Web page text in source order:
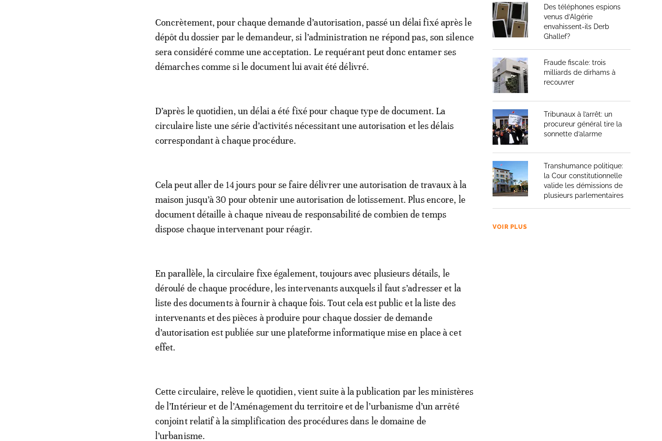
Concrètement, pour chaque demande d’autorisation, passé un délai fixé après le
dépôt du dossier par le demandeur, si l’administration ne répond pas, son silence
sera considéré comme une acceptation. Le requérant peut donc entamer ses
démarches comme si le document lui avait été délivré.
D’après le quotidien, un délai a été fixé pour chaque type de document. La
circulaire liste une série d’activités nécessitant une autorisation et les délais
correspondant à chaque procédure.
Cela peut aller de 14 jours pour se faire délivrer une autorisation de travaux à la
maison jusqu’à 30 pour obtenir une autorisation de lotissement. Plus encore, le
document détaille à chaque niveau de responsabilité de combien de temps
dispose chaque intervenant pour réagir.
En parallèle, la circulaire fixe également, toujours avec plusieurs détails, le
déroulé de chaque procédure, les intervenants auxquels il faut s’adresser et la
liste des documents à fournir à chaque fois. Tout cela est public et la liste des
intervenants et des pièces à produire pour chaque dossier de demande
d’autorisation est publiée sur une plateforme informatique mise en place à cet
effet.
Cette circulaire, relève le quotidien, vient suite à la publication par les ministères
de l’Intérieur et de l’Aménagement du territoire et de l’urbanisme d’un arrêté
conjoint relatif à la simplification des procédures dans le domaine de
l’urbanisme.
Des téléphones espions
venus d’Algérie
envahissent-ils Derb
Ghallef?
Fraude fiscale: trois
milliards de dirhams à
recouvrer
Tribunaux à l’arrêt: un
procureur général tire la
sonnette d’alarme
Transhumance politique:
la Cour constitutionnelle
valide les démissions de
plusieurs parlementaires
VOIR PLUS